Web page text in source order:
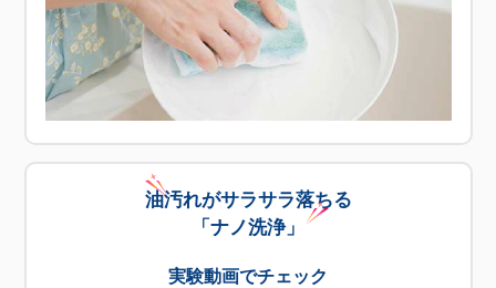
油汚れがサラサラ落ちる
「ナノ洗浄」
実験動画でチェック